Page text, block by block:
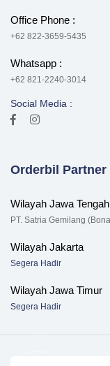
Office Phone :
+62 822-3659-5435
Whatsapp :
+62 821-2240-3014
Social Media :
Orderbil Partner
Wilayah Jawa Tengah
PT. Satria Gemilang
Wilayah Jakarta
Segera Hadir
Wilayah Jawa Timur
Segera Hadir